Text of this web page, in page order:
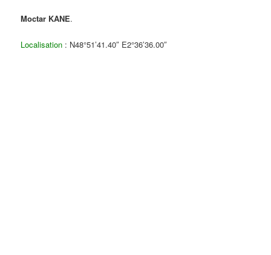
Moctar KANE.
Localisation : N48°51’41.40″ E2°36’36.00″